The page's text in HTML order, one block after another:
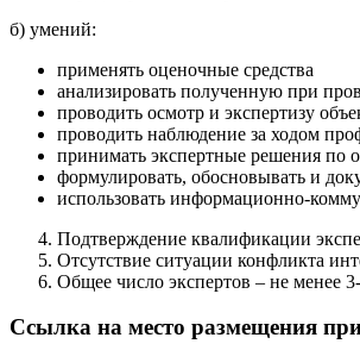
б) умений:
применять оценочные средства
анализировать полученную при
проводить осмотр и экспертизу
проводить наблюдение за ходом
принимать экспертные решения по
формулировать, обосновывать и
использовать информационно-
Подтверждение квалификации
Отсутствие ситуации конфликта
Общее число экспертов – не менее
Ссылка на место размещения